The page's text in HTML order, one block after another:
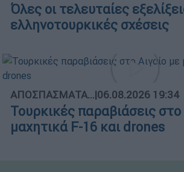
Όλες οι τελευταίες
ελληνοτουρκικές σχέσεις
ΑΠΟΣΠΑΣΜΑΤΑ...|06.08.2026 19:34
Τουρκικές παραβιάσεις στο
μαχητικά F-16 και drones